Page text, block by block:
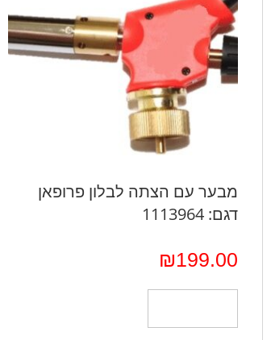
מבער עם הצתה לבלון פרופאן
דגם: 1113964
₪199.00